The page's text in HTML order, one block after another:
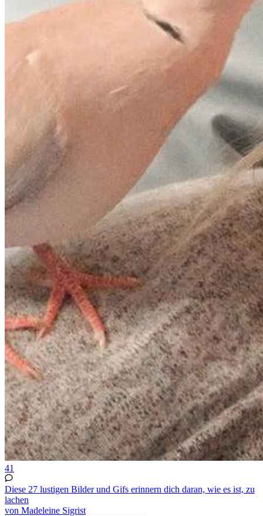
41
Diese 27 lustigen Bilder und Gifs erinnern dich daran, wie es ist, zu
lachen
von Madeleine Sigrist